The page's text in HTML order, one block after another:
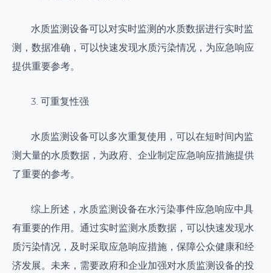
水质监测设备可以对实时监测的水质数据进行实时监
测，数据准确，可以快速发现水质污染情况，为应急响应
提供重要参考。
3. 可重复性强
水质监测设备可以多次重复使用，可以在短时间内监
测大量的水质数据，为政府、企业制定应急响应措施提供
了重要的参考。
综上所述，水质监测设备在水污染事件应急响应中具
有重要的作用。通过实时监测水质数据，可以快速发现水
质污染情况，及时采取应急响应措施，保障公众健康和经
济发展。未来，需要政府和企业加强对水质监测设备的投